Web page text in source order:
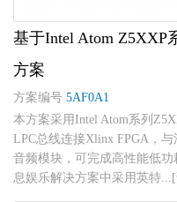
基于Intel Atom Z5XXP
方案
方案编号 5AF0A1
本方案采用Intel Atom系列
LPC总线连接Xlinx FPGA，
音频模块，可完成高性能低
息娱乐解决方案中采用英特